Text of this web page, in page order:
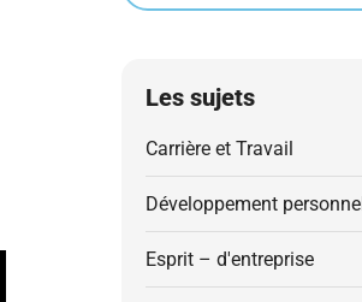
Les sujets
Carrière et Travail
Développement personnel
Esprit – d'entreprise